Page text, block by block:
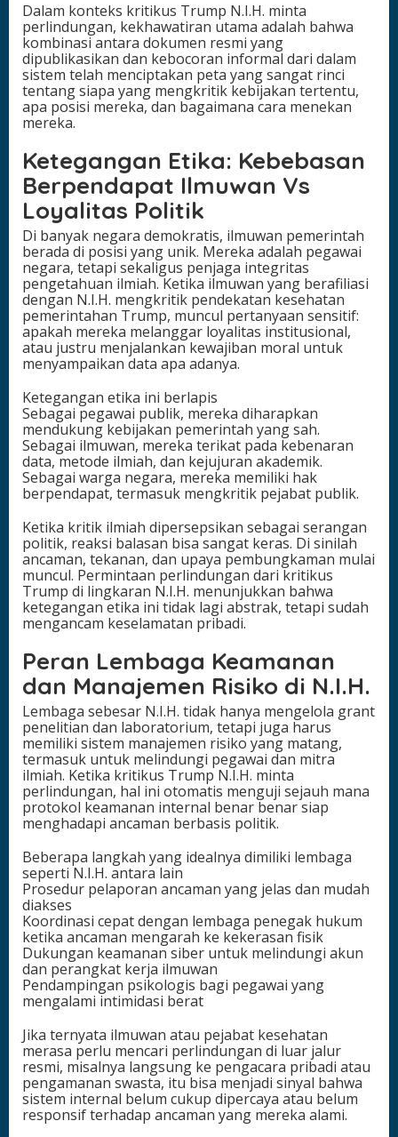
Dalam konteks kritikus Trump N.I.H. minta
perlindungan, kekhawatiran utama adalah bahwa
kombinasi antara dokumen resmi yang
dipublikasikan dan kebocoran informal dari dalam
sistem telah menciptakan peta yang sangat rinci
tentang siapa yang mengkritik kebijakan tertentu,
apa posisi mereka, dan bagaimana cara menekan
mereka.
Ketegangan Etika: Kebebasan
Berpendapat Ilmuwan Vs
Loyalitas Politik
Di banyak negara demokratis, ilmuwan pemerintah
berada di posisi yang unik. Mereka adalah pegawai
negara, tetapi sekaligus penjaga integritas
pengetahuan ilmiah. Ketika ilmuwan yang berafiliasi
dengan N.I.H. mengkritik pendekatan kesehatan
pemerintahan Trump, muncul pertanyaan sensitif:
apakah mereka melanggar loyalitas institusional,
atau justru menjalankan kewajiban moral untuk
menyampaikan data apa adanya.
Ketegangan etika ini berlapis
Sebagai pegawai publik, mereka diharapkan
mendukung kebijakan pemerintah yang sah.
Sebagai ilmuwan, mereka terikat pada kebenaran
data, metode ilmiah, dan kejujuran akademik.
Sebagai warga negara, mereka memiliki hak
berpendapat, termasuk mengkritik pejabat publik.
Ketika kritik ilmiah dipersepsikan sebagai serangan
politik, reaksi balasan bisa sangat keras. Di sinilah
ancaman, tekanan, dan upaya pembungkaman mulai
muncul. Permintaan perlindungan dari kritikus
Trump di lingkaran N.I.H. menunjukkan bahwa
ketegangan etika ini tidak lagi abstrak, tetapi sudah
mengancam keselamatan pribadi.
Peran Lembaga Keamanan
dan Manajemen Risiko di N.I.H.
Lembaga sebesar N.I.H. tidak hanya mengelola grant
penelitian dan laboratorium, tetapi juga harus
memiliki sistem manajemen risiko yang matang,
termasuk untuk melindungi pegawai dan mitra
ilmiah. Ketika kritikus Trump N.I.H. minta
perlindungan, hal ini otomatis menguji sejauh mana
protokol keamanan internal benar benar siap
menghadapi ancaman berbasis politik.
Beberapa langkah yang idealnya dimiliki lembaga
seperti N.I.H. antara lain
Prosedur pelaporan ancaman yang jelas dan mudah
diakses
Koordinasi cepat dengan lembaga penegak hukum
ketika ancaman mengarah ke kekerasan fisik
Dukungan keamanan siber untuk melindungi akun
dan perangkat kerja ilmuwan
Pendampingan psikologis bagi pegawai yang
mengalami intimidasi berat
Jika ternyata ilmuwan atau pejabat kesehatan
merasa perlu mencari perlindungan di luar jalur
resmi, misalnya langsung ke pengacara pribadi atau
pengamanan swasta, itu bisa menjadi sinyal bahwa
sistem internal belum cukup dipercaya atau belum
responsif terhadap ancaman yang mereka alami.